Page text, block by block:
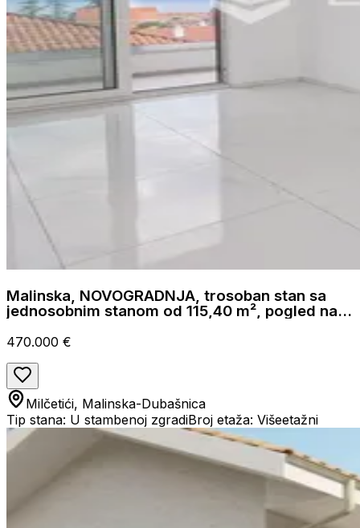
Malinska, NOVOGRADNJA, trosoban stan sa
jednosobnim stanom od 115,40 m², pogled na
470.000 €
Milčetići, Malinska-Dubašnica
Tip stana: U stambenoj zgradiBroj etaža: Višeetažni